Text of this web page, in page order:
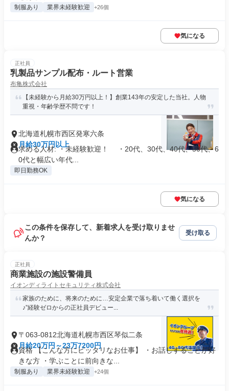
制服あり 業界未経験歓迎 +26個
気になる
正社員
乳製品サンプル配布・ルート営業
布亀株式会社
【未経験から月給30万円以上！】創業143年の安定した当社。人物
重視・年齢学歴不問です！
北海道札幌市西区発寒六条
月給30万円以上
求める人材: ・未経験歓迎！ ・20代、30代、40代、50代、6
0代と幅広い年代...
即日勤務OK
気になる
この条件を保存して、新着求人を受け取りませ
んか？
受け取る
正社員
商業施設の施設警備員
イオンディライトセキュリティ株式会社
家族のために、将来のために…安定企業で落ち着いて働く選択を
♪”経験ゼロからの正社員デビュー...
〒063-0812北海道札幌市西区琴似二条
月給20万円～23万7200円
資格 【こんな方にピッタリなお仕事】 ・お話しすることが好
きな方 ・学ぶことに前向きな...
制服あり 業界未経験歓迎 +24個